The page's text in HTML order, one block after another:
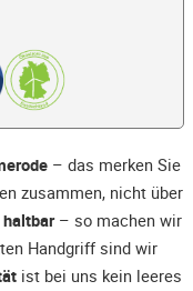
– das merken Sie
zusammen, nicht über
– so machen wir
Handgriff sind wir
ist bei uns kein leeres